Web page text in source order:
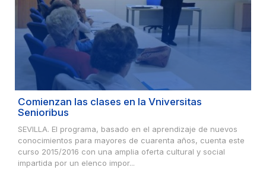
Comienzan las clases en la Vniversitas
Senioribus
SEVILLA. El programa, basado en el aprendizaje de nuevos
conocimientos para mayores de cuarenta años, cuenta este
curso 2015/2016 con una amplia oferta cultural y social
impartida por un elenco impor...